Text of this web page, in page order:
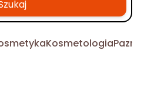
Kosmetologia